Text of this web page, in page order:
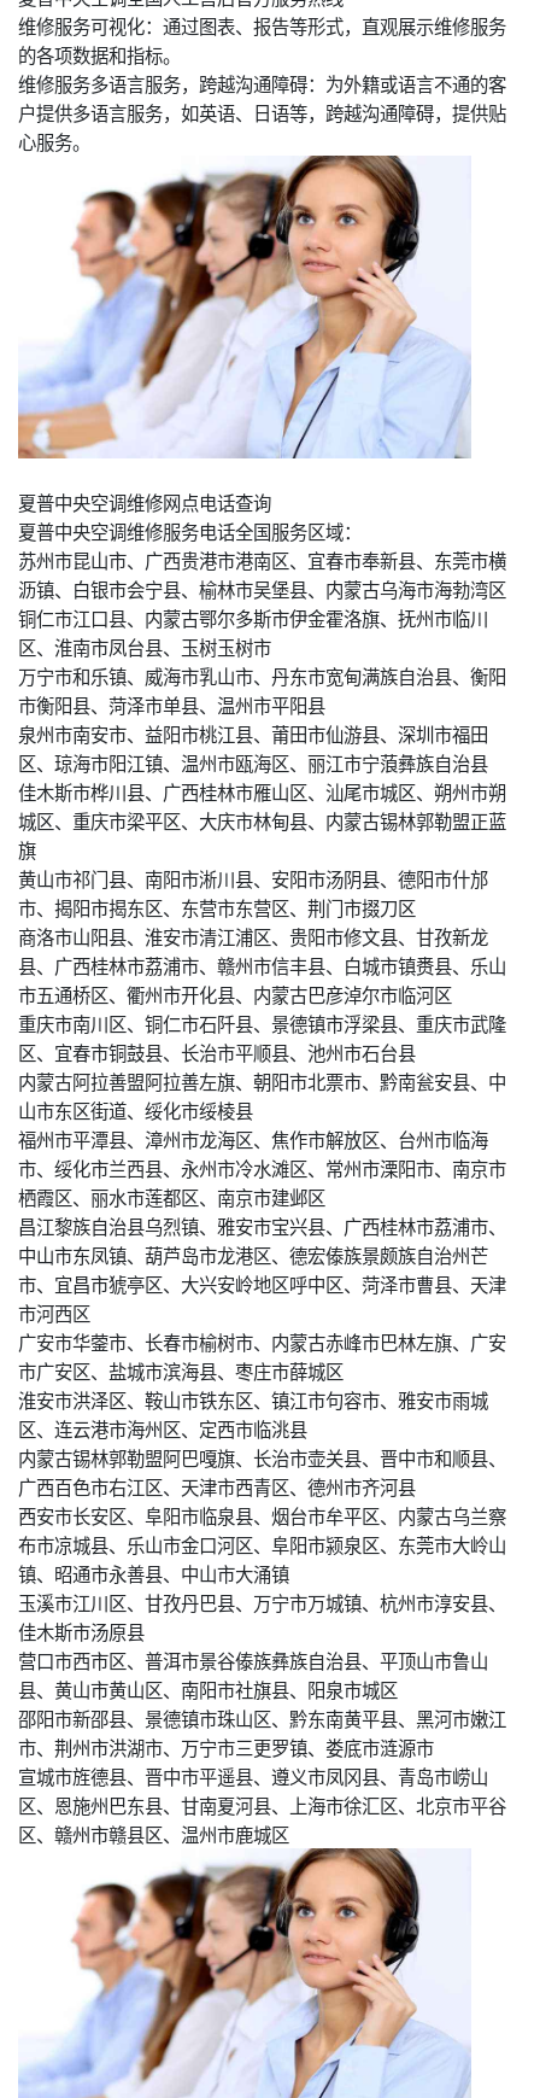
维修服务可视化：通过图表、报告等形式，直观展示维修服务
的各项数据和指标。
维修服务多语言服务，跨越沟通障碍：为外籍或语言不通的客
户提供多语言服务，如英语、日语等，跨越沟通障碍，提供贴
心服务。
夏普中央空调维修网点电话查询
夏普中央空调维修服务电话全国服务区域：
苏州市昆山市、广西贵港市港南区、宜春市奉新县、东莞市横
沥镇、白银市会宁县、榆林市吴堡县、内蒙古乌海市海勃湾区
铜仁市江口县、内蒙古鄂尔多斯市伊金霍洛旗、抚州市临川
区、淮南市凤台县、玉树玉树市
万宁市和乐镇、威海市乳山市、丹东市宽甸满族自治县、衡阳
市衡阳县、菏泽市单县、温州市平阳县
泉州市南安市、益阳市桃江县、莆田市仙游县、深圳市福田
区、琼海市阳江镇、温州市瓯海区、丽江市宁蒗彝族自治县
佳木斯市桦川县、广西桂林市雁山区、汕尾市城区、朔州市朔
城区、重庆市梁平区、大庆市林甸县、内蒙古锡林郭勒盟正蓝
旗
黄山市祁门县、南阳市淅川县、安阳市汤阴县、德阳市什邡
市、揭阳市揭东区、东营市东营区、荆门市掇刀区
商洛市山阳县、淮安市清江浦区、贵阳市修文县、甘孜新龙
县、广西桂林市荔浦市、赣州市信丰县、白城市镇赉县、乐山
市五通桥区、衢州市开化县、内蒙古巴彦淖尔市临河区
重庆市南川区、铜仁市石阡县、景德镇市浮梁县、重庆市武隆
区、宜春市铜鼓县、长治市平顺县、池州市石台县
内蒙古阿拉善盟阿拉善左旗、朝阳市北票市、黔南瓮安县、中
山市东区街道、绥化市绥棱县
福州市平潭县、漳州市龙海区、焦作市解放区、台州市临海
市、绥化市兰西县、永州市冷水滩区、常州市溧阳市、南京市
栖霞区、丽水市莲都区、南京市建邺区
昌江黎族自治县乌烈镇、雅安市宝兴县、广西桂林市荔浦市、
中山市东凤镇、葫芦岛市龙港区、德宏傣族景颇族自治州芒
市、宜昌市猇亭区、大兴安岭地区呼中区、菏泽市曹县、天津
市河西区
广安市华蓥市、长春市榆树市、内蒙古赤峰市巴林左旗、广安
市广安区、盐城市滨海县、枣庄市薛城区
淮安市洪泽区、鞍山市铁东区、镇江市句容市、雅安市雨城
区、连云港市海州区、定西市临洮县
内蒙古锡林郭勒盟阿巴嘎旗、长治市壶关县、晋中市和顺县、
广西百色市右江区、天津市西青区、德州市齐河县
西安市长安区、阜阳市临泉县、烟台市牟平区、内蒙古乌兰察
布市凉城县、乐山市金口河区、阜阳市颍泉区、东莞市大岭山
镇、昭通市永善县、中山市大涌镇
玉溪市江川区、甘孜丹巴县、万宁市万城镇、杭州市淳安县、
佳木斯市汤原县
营口市西市区、普洱市景谷傣族彝族自治县、平顶山市鲁山
县、黄山市黄山区、南阳市社旗县、阳泉市城区
邵阳市新邵县、景德镇市珠山区、黔东南黄平县、黑河市嫩江
市、荆州市洪湖市、万宁市三更罗镇、娄底市涟源市
宣城市旌德县、晋中市平遥县、遵义市凤冈县、青岛市崂山
区、恩施州巴东县、甘南夏河县、上海市徐汇区、北京市平谷
区、赣州市赣县区、温州市鹿城区